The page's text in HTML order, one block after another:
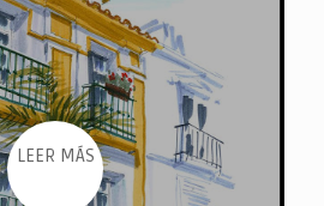
LEER MÁS